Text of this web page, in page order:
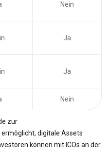
Nein
Ja
Ja
Nein
zur
digitale Assets
können mit ICOs an der